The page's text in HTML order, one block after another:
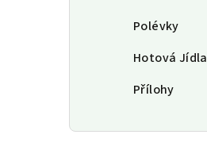
Polévky
Hotová Jídla
Přílohy